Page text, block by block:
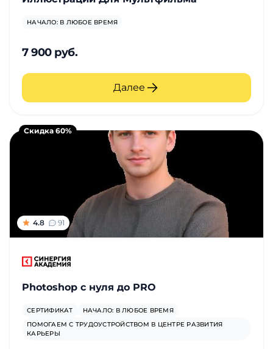
НАЧАЛО: В ЛЮБОЕ ВРЕМЯ
7 900 руб.
Далее
4.8 91
Photoshop с нуля до PRO
СЕРТИФИКАТ
НАЧАЛО: В ЛЮБОЕ ВРЕМЯ
ПОМОГАЕМ С ТРУДОУСТРОЙСТВОМ В ЦЕНТРЕ РАЗВИТИЯ
КАРЬЕРЫ
Скидка 60%